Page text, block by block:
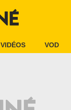
VIDÉOS VOD